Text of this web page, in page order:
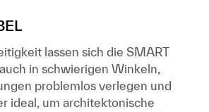
lassen sich die SMART
in schwierigen Winkeln,
problemlos verlegen und
ideal, um architektonische